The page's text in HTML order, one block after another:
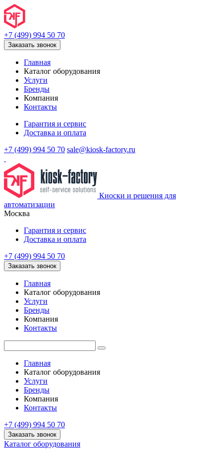
+7 (499) 994 50 70
Заказать звонок
Главная
Каталог оборудования
Услуги
Бренды
Компания
Контакты
Гарантия и сервис
Доставка и оплата
+7 (499) 994 50 70 sale@kiosk-factory.ru
Киоски и решения для
автоматизации
Москва
Гарантия и сервис
Доставка и оплата
+7 (499) 994 50 70
Заказать звонок
Главная
Каталог оборудования
Услуги
Бренды
Компания
Контакты
Главная
Каталог оборудования
Услуги
Бренды
Компания
Контакты
+7 (499) 994 50 70
Заказать звонок
Каталог оборудования